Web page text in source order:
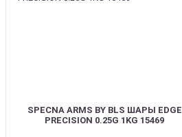
SPECNA ARMS BY BLS ШАРЫ EDGE
PRECISION 0.25G 1KG 15469